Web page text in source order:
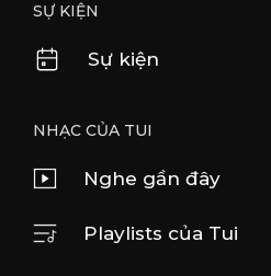
SỰ KIỆN
Sự kiện
NHẠC CỦA TUI
Nghe gần đây
Playlists của Tui